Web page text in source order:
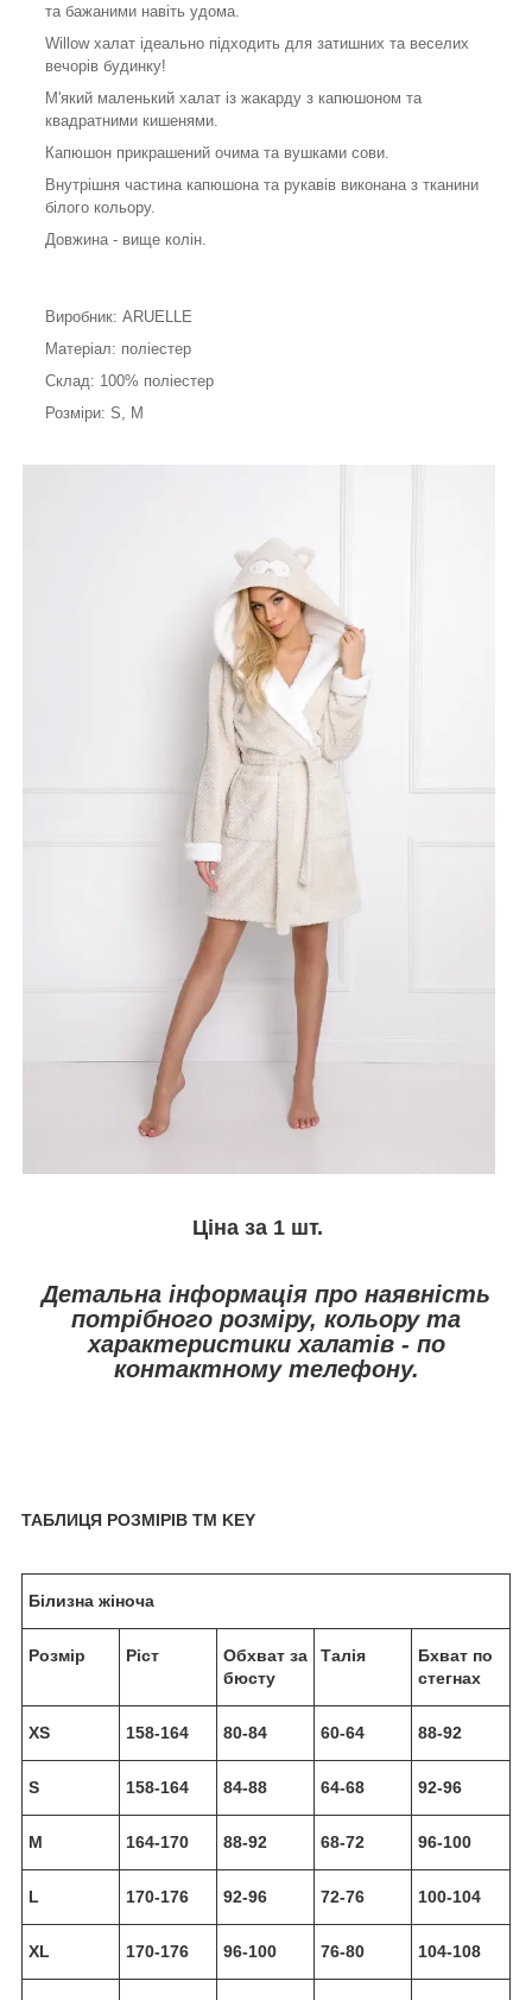
та бажаними навіть удома.
Willow халат ідеально підходить для затишних та веселих
вечорів будинку!
М'який маленький халат із жакарду з капюшоном та
квадратними кишенями.
Капюшон прикрашений очима та вушками сови.
Внутрішня частина капюшона та рукавів виконана з тканини
білого кольору.
Довжина - вище колін.
Виробник: ARUELLE
Матеріал: поліестер
Склад: 100% поліестер
Розміри: S, M
Ціна за 1 шт.
Детальна інформація про наявність
потрібного розміру, кольору та
характеристики халатів - по
контактному телефону.
ТАБЛИЦЯ РОЗМІРІВ TM KEY
Білизна жіноча
Розмір Ріст
Обхват за
бюсту
Талія
Бхват по
стегнах
XS 158-164 80-84 60-64 88-92
S 158-164 84-88 64-68 92-96
M 164-170 88-92 68-72 96-100
L 170-176 92-96 72-76 100-104
XL 170-176 96-100 76-80 104-108